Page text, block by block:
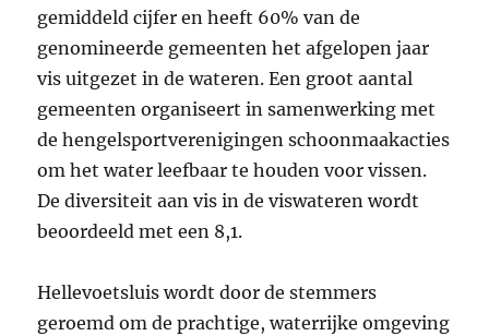
gemiddeld cijfer en heeft 60% van de
genomineerde gemeenten het afgelopen jaar
vis uitgezet in de wateren. Een groot aantal
gemeenten organiseert in samenwerking met
de hengelsportverenigingen schoonmaakacties
om het water leefbaar te houden voor vissen.
De diversiteit aan vis in de viswateren wordt
beoordeeld met een 8,1.
Hellevoetsluis wordt door de stemmers
geroemd om de prachtige, waterrijke omgeving